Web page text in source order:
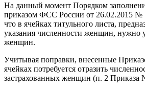
На данный момент Порядком
приказом ФСС России от 26.02.2015 №
что в ячейках титульного листа,
указания численности женщин, нужно
женщин.
Учитывая поправки, внесенные
ячейках потребуется отразить
застрахованных женщин (п. 2 Приказа